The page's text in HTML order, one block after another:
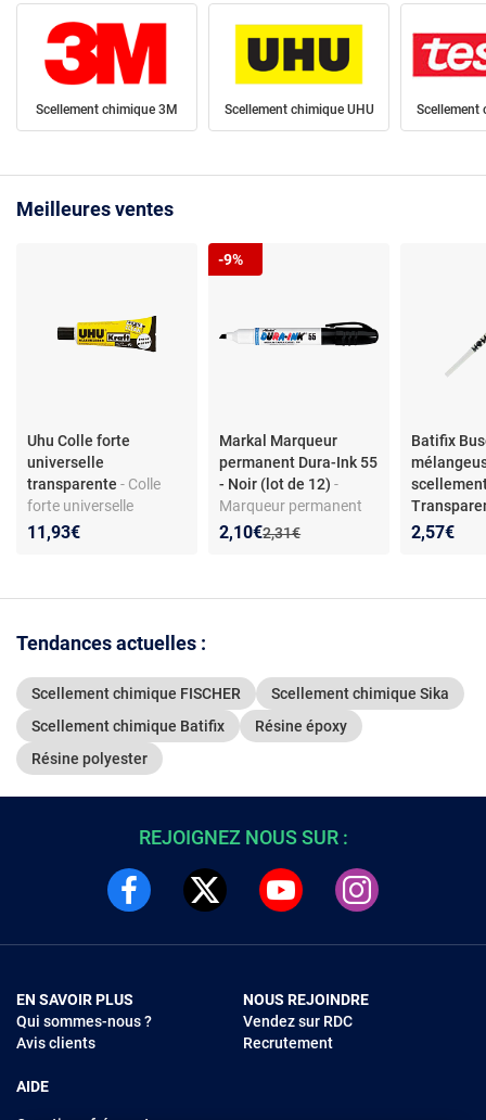
Scellement chimique 3M Scellement chimique UHU Scellement
Meilleures ventes
Uhu Colle forte
universelle
transparente - Colle
forte universelle
transparente - Prise
Compatible supports
transparents
11,93€
Markal Marqueur
permanent Dura-Ink 55
- Noir (lot de 12)-
Marqueur permanent
pour métal, carton,
Ancien prix :
2,31€
Nouveau prix :
2,10€
Réduction de :
-9%
Batifix
2,57€
Tendances actuelles :
Scellement chimique FISCHER
Scellement chimique Sika
Scellement chimique Batifix
Résine époxy
Résine polyester
REJOIGNEZ NOUS SUR :
EN SAVOIR PLUS
Qui sommes-nous ?
Avis clients
AIDE
NOUS REJOINDRE
Vendez sur RDC
Recrutement